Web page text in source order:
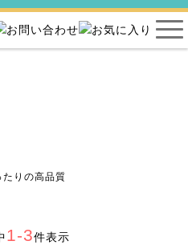
りの高品質
1-3件表示